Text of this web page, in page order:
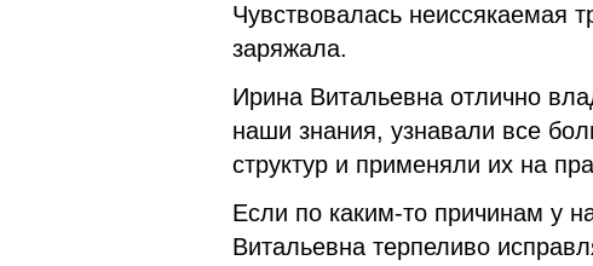
Чувствовалась неиссякаемая
заряжала.
Ирина Витальевна отлично
наши знания, узнавали все
структур и применяли их на
Если по каким-то причинам у
Витальевна терпеливо